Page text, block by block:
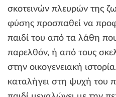
σκοτεινών πλευρών της
φύσης προσπαθεί να
παιδί του από τα λάθη
παρελθόν, ή από τους
στην οικογενειακή
καταλήγει στη ψυχή του